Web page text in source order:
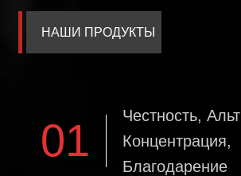
НАШИ ПРОДУКТЫ
01
Честность,
Концентрация,
Благодарение